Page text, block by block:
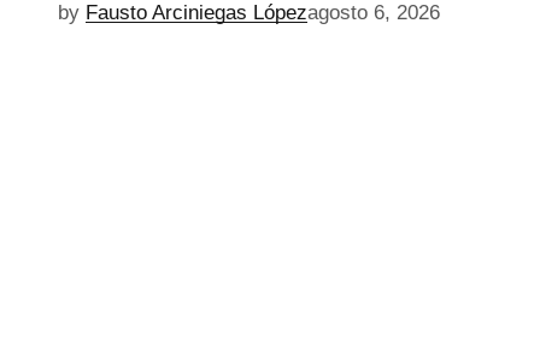
by Fausto Arciniegas Lópezagosto 6, 2026